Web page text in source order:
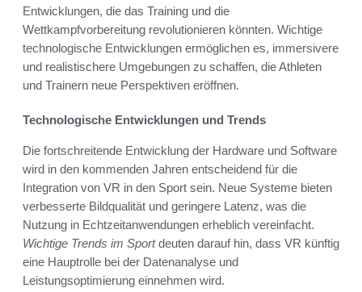
Entwicklungen, die das Training und die
Wettkampfvorbereitung revolutionieren könnten. Wichtige
technologische Entwicklungen ermöglichen es, immersivere
und realistischere Umgebungen zu schaffen, die Athleten
und Trainern neue Perspektiven eröffnen.
Technologische Entwicklungen und Trends
Die fortschreitende Entwicklung der Hardware und Software
wird in den kommenden Jahren entscheidend für die
Integration von VR in den Sport sein. Neue Systeme bieten
verbesserte Bildqualität und geringere Latenz, was die
Nutzung in Echtzeitanwendungen erheblich vereinfacht.
Wichtige Trends im Sportdeuten darauf hin, dass VR künftig
eine Hauptrolle bei der Datenanalyse und
Leistungsoptimierung einnehmen wird.